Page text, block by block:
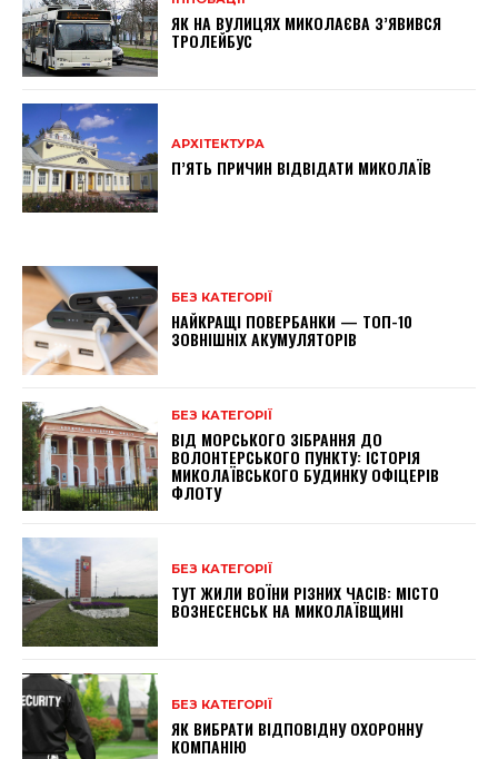
ЯК НА ВУЛИЦЯХ МИКОЛАЄВА З’ЯВИВСЯ
ТРОЛЕЙБУС
АРХІТЕКТУРА
П’ЯТЬ ПРИЧИН ВІДВІДАТИ МИКОЛАЇВ
БЕЗ КАТЕГОРІЇ
НАЙКРАЩІ ПОВЕРБАНКИ — ТОП-10
ЗОВНІШНІХ АКУМУЛЯТОРІВ
БЕЗ КАТЕГОРІЇ
ВІД МОРСЬКОГО ЗІБРАННЯ ДО
ВОЛОНТЕРСЬКОГО ПУНКТУ: ІСТОРІЯ
МИКОЛАЇВСЬКОГО БУДИНКУ ОФІЦЕРІВ
ФЛОТУ
БЕЗ КАТЕГОРІЇ
ТУТ ЖИЛИ ВОЇНИ РІЗНИХ ЧАСІВ: МІСТО
ВОЗНЕСЕНСЬК НА МИКОЛАЇВЩИНІ
БЕЗ КАТЕГОРІЇ
ЯК ВИБРАТИ ВІДПОВІДНУ ОХОРОННУ
КОМПАНІЮ